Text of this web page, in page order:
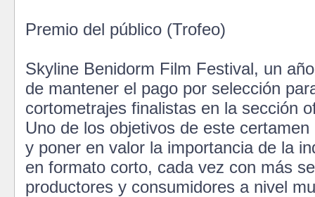
Premio del público (Trofeo)
Skyline Benidorm Film Festival, un
de mantener el pago por selección
cortometrajes finalistas en la sección
Uno de los objetivos de este
y poner en valor la importancia de la
en formato corto, cada vez con más
productores y consumidores a nivel